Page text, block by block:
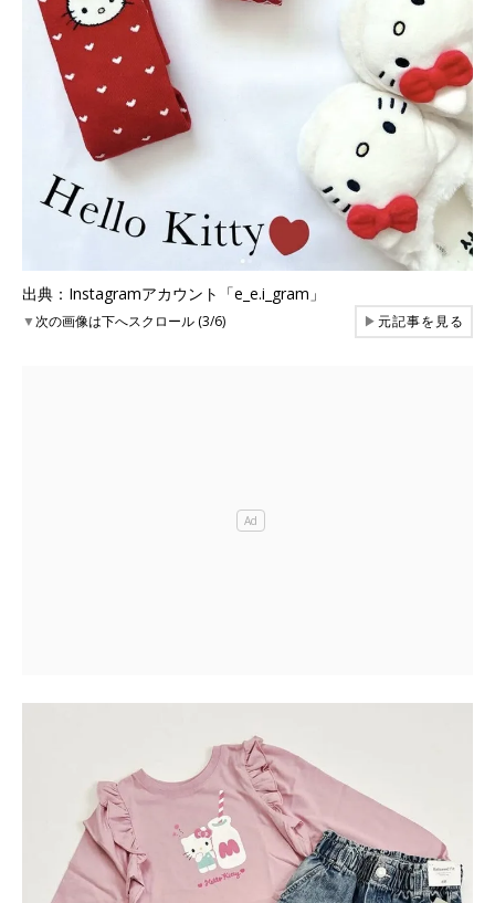
出典：Instagramアカウント「e_e.i_gram」
▼次の画像は下へスクロール (3/6) ▶元記事を見る